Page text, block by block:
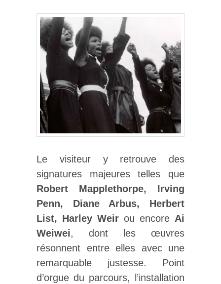
Le visiteur y retrouve des
signatures majeures telles que
Robert Mapplethorpe, Irving
Penn, Diane Arbus, Herbert
List, Harley Weir ou encore Ai
Weiwei, dont les œuvres
résonnent entre elles avec une
remarquable justesse. Point
d’orgue du parcours, l’installation